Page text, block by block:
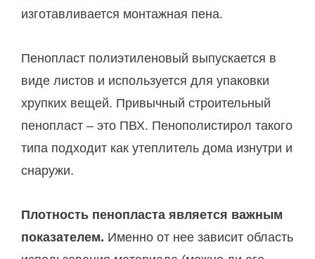
изготавливается монтажная пена.
Пенопласт полиэтиленовый выпускается в
виде листов и используется для упаковки
хрупких вещей. Привычный строительный
пенопласт – это ПВХ. Пенополистирол такого
типа подходит как утеплитель дома изнутри и
снаружи.
Плотность пенопласта является важным
показателем. Именно от нее зависит область